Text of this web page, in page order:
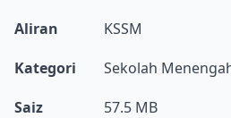
Aliran
KSSM
Kategori
Sekolah
Saiz
57.5 MB